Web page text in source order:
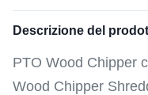
Descrizione del
PTO Wood Chipper
Wood Chipper